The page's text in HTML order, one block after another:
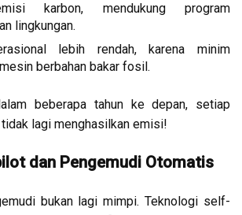
karbon, mendukung program
lingkungan.
lebih rendah, karena minim
berbahan bakar fosil.
beberapa tahun ke depan, setiap
tidak lagi menghasilkan emisi!
dan Pengemudi Otomatis
bukan lagi mimpi. Teknologi self-